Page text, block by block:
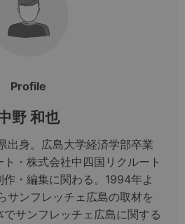
Profile
野 和也
出身。広島大学経済学部卒業
・株式会社中四国リクルート
・編集に関わる。1994年よ
サンフレッチェ広島の取材を
サンフレッチェ広島に関する